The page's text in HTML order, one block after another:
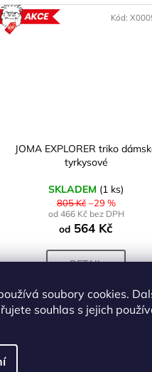
soubory cookies.
souhlas s jejich
JOMA EXPLORER triko
tyrkysové
SKLADEM (1 ks)
805 Kč –29 %
od 466 Kč bez DPH
od 564 Kč
DETAIL
S M
Kód: